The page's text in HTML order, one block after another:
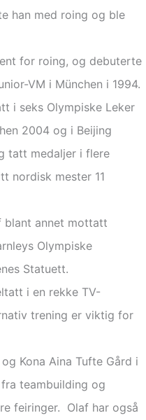
han med roing og ble
for roing, og debuterte
VM i München i 1994.
i seks Olympiske Leker
2004 og i Beijing
tatt medaljer i flere
nordisk mester 11
blant annet mottatt
Olympiske
Statuett.
i en rekke TV-
trening er viktig for
Kona Aina Tufte Gård i
teambuilding og
feiringer. Olaf har også